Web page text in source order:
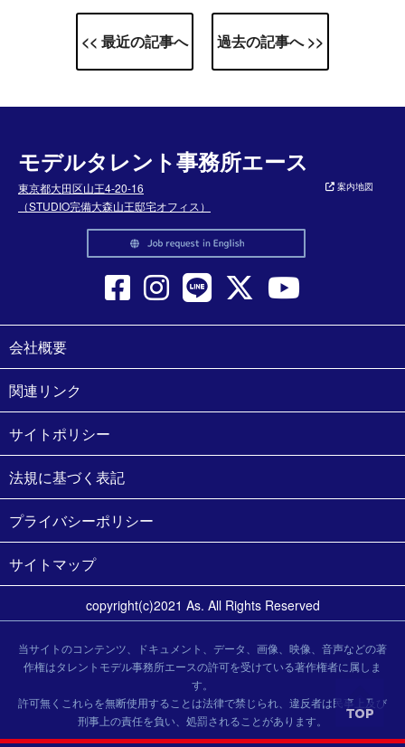
<< 最近の記事へ 過去の記事へ >>
モデルタレント事務所エース
東京都大田区山王4-20-16
（STUDIO完備大森山王邸宅オフィス）
案内地図
会社概要
関連リンク
サイトポリシー
法規に基づく表記
プライバシーポリシー
サイトマップ
copyright(c)2021 As. All Rights Reserved
当サイトのコンテンツ、ドキュメント、データ、画像、映像、音声などの著
作権はタレントモデル事務所エースの許可を受けている著作権者に属しま
す。
許可無くこれらを無断使用することは法律で禁じられ、違反者は民事上及び
刑事上の責任を負い、処罰されることがあります。